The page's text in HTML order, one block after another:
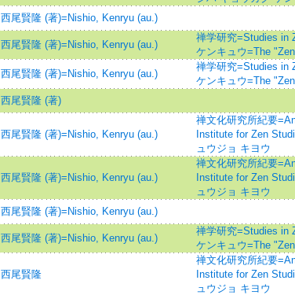
西尾賢隆 (著)=Nishio, Kenryu (au.)
西尾賢隆 (著)=Nishio, Kenryu (au.)
禅学研究=Studies in
ケンキュウ=The
西尾賢隆 (著)=Nishio, Kenryu (au.)
禅学研究=Studies in
ケンキュウ=The
西尾賢隆 (著)
西尾賢隆 (著)=Nishio, Kenryu (au.)
禅文化研究所紀要
Institute for Zen
ュウジョ キヨウ
西尾賢隆 (著)=Nishio, Kenryu (au.)
禅文化研究所紀要
Institute for Zen
ュウジョ キヨウ
西尾賢隆 (著)=Nishio, Kenryu (au.)
西尾賢隆 (著)=Nishio, Kenryu (au.)
禅学研究=Studies in
ケンキュウ=The
西尾賢隆
禅文化研究所紀要
Institute for Zen
ュウジョ キヨウ